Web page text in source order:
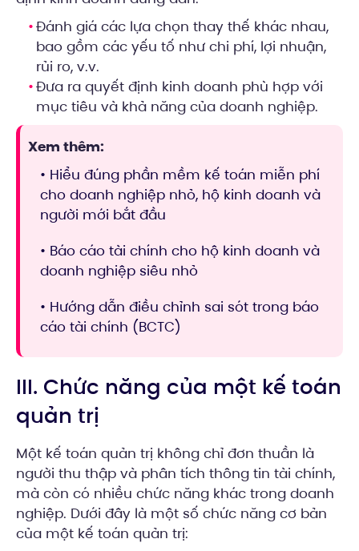
Đánh giá các lựa chọn thay thế khác nhau,
bao gồm các yếu tố như chi phí, lợi nhuận,
rủi ro, v.v.
Đưa ra quyết định kinh doanh phù hợp với
mục tiêu và khả năng của doanh nghiệp.
Xem thêm:
• Hiểu đúng phần mềm kế toán miễn phí
cho doanh nghiệp nhỏ, hộ kinh doanh và
người mới bắt đầu
• Báo cáo tài chính cho hộ kinh doanh và
doanh nghiệp siêu nhỏ
• Hướng dẫn điều chỉnh sai sót trong báo
cáo tài chính (BCTC)
III. Chức năng của một kế toán
quản trị
Một kế toán quản trị không chỉ đơn thuần là
người thu thập và phân tích thông tin tài chính,
mà còn có nhiều chức năng khác trong doanh
nghiệp. Dưới đây là một số chức năng cơ bản
của một kế toán quản trị: